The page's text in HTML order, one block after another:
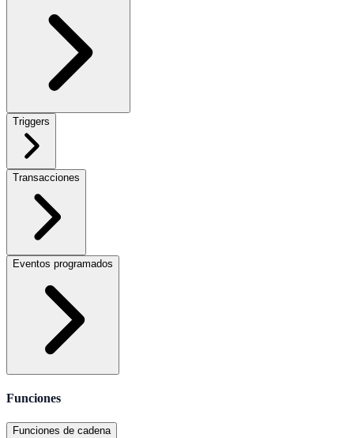
Triggers
Transacciones
Eventos programados
Funciones
Funciones de cadena